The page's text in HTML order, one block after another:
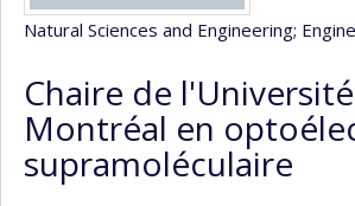
Natural Sciences and Engineering;
Chaire de
Montréal en
supramoléculaire